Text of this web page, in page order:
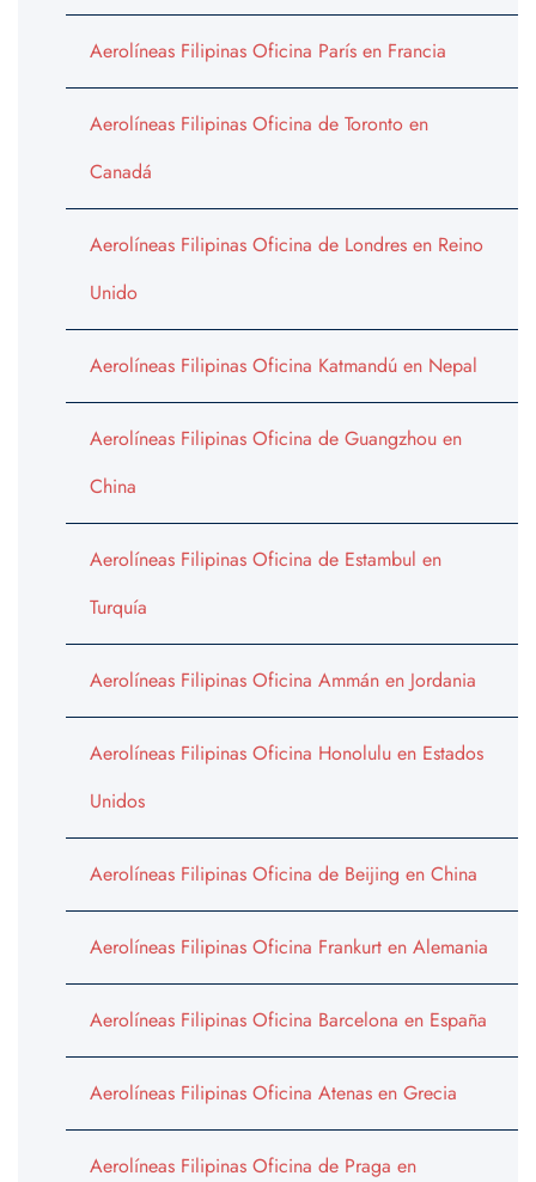
Aerolíneas Filipinas Oficina París en Francia
Aerolíneas Filipinas Oficina de Toronto en
Canadá
Aerolíneas Filipinas Oficina de Londres en Reino
Unido
Aerolíneas Filipinas Oficina Katmandú en Nepal
Aerolíneas Filipinas Oficina de Guangzhou en
China
Aerolíneas Filipinas Oficina de Estambul en
Turquía
Aerolíneas Filipinas Oficina Ammán en Jordania
Aerolíneas Filipinas Oficina Honolulu en Estados
Unidos
Aerolíneas Filipinas Oficina de Beijing en China
Aerolíneas Filipinas Oficina Frankurt en Alemania
Aerolíneas Filipinas Oficina Barcelona en España
Aerolíneas Filipinas Oficina Atenas en Grecia
Aerolíneas Filipinas Oficina de Praga en